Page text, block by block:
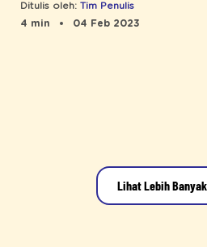
Ditulis oleh: Tim Penulis
4 min
04 Feb 2023
Lihat Lebih Banyak